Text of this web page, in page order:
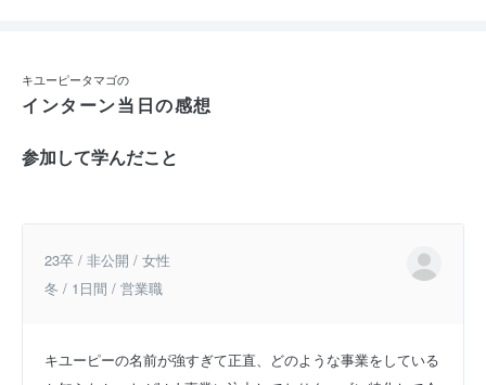
キユーピータマゴの
インターン当日の感想
参加して学んだこと
23卒 / 非公開 / 女性
冬 / 1日間 / 営業職
キユーピーの名前が強すぎて正直、どのような事業をしている